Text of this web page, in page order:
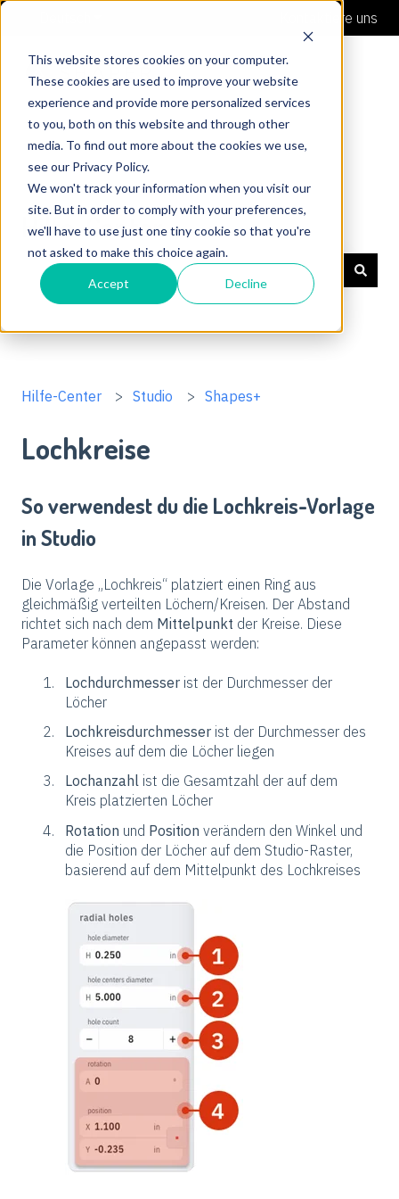
This website stores cookies on your computer.
These cookies are used to improve your website
experience and provide more personalized services
to you, both on this website and through other
media. To find out more about the cookies we use,
see our Privacy Policy.
We won't track your information when you visit our
site. But in order to comply with your preferences,
we'll have to use just one tiny cookie so that you're
not asked to make this choice again.
Accept Decline
Kontaktiere uns
Hilfe-Center
Es gibt keine Vorschläge, da das Suchfeld leer ist.
Hilfe-Center Studio Shapes+
Lochkreise
So verwendest du die Lochkreis-Vorlage
in Studio
Die Vorlage „Lochkreis“ platziert einen Ring aus
gleichmäßig verteilten Löchern/Kreisen. Der Abstand
richtet sich nach dem Mittelpunkt der Kreise. Diese
Parameter können angepasst werden:
Lochdurchmesser ist der Durchmesser der
Löcher
Lochkreisdurchmesser ist der Durchmesser des
Kreises auf dem die Löcher liegen
Lochanzahl ist die Gesamtzahl der auf dem
Kreis platzierten Löcher
Rotation und Position verändern den Winkel und
die Position der Löcher auf dem Studio-Raster,
basierend auf dem Mittelpunkt des Lochkreises